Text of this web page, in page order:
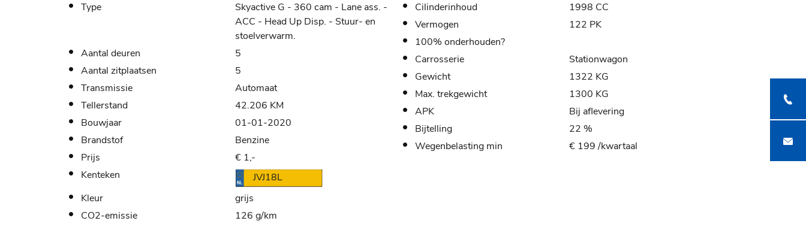
Type
Skyactive G - 360 cam - Lane ass. -
ACC - Head Up Disp. - Stuur- en
stoelverwarm.
Aantal deuren
5
Aantal zitplaatsen
5
Transmissie
Automaat
Tellerstand
42.206 KM
Bouwjaar
01-01-2020
Brandstof
Benzine
Prijs
€ 1,-
Kenteken
JVJ18L
Kleur
grijs
CO2-emissie
126 g/km
Cilinderinhoud
1998 CC
Vermogen
122 PK
100% onderhouden?
Carrosserie
Stationwagon
Gewicht
1322 KG
Max. trekgewicht
1300 KG
APK
Bij aflevering
Bijtelling
22 %
Wegenbelasting min
€ 199 /kwartaal